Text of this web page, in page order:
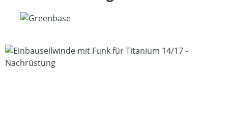
Bildergalerie überspringen